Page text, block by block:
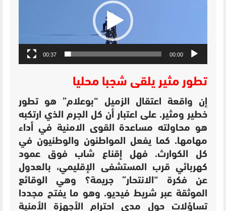
00:00
00:37
تطور مثير يلقى شجبا محليا
إن واقعة اعتقال الزميل “بوعلام” هو تطور
خطير ومثير. على اعتبار أن كل الجرم الذي ارتكبه
هو محاولته مساعدة القوى الامنية في أداء
مهامها. كما يفعل المواطنون والوطنيون في
كل الكوارث. فهل إقناع شاب فوق عمود
كهربائي قرب المستشفى الإقليمي، بالعدول
عن فكرة “الانتحار” جريمة؟ وهي الوقائع
الموثقة عبر شريط فيديو. وهو ما يفتح مجددا
تساؤلات حول مدى احترام الأجهزة الأمنية